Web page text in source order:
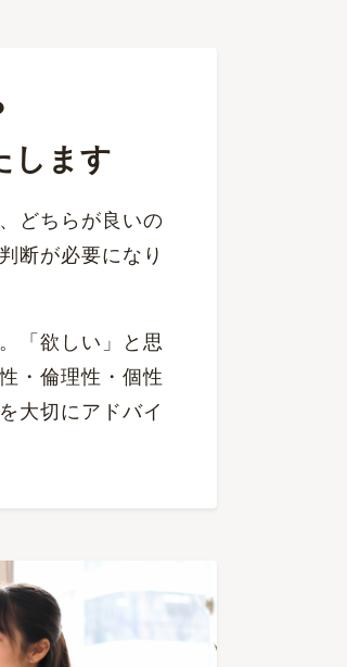
します
どちらが良いの
断が必要になり
「欲しい」と思
・倫理性・個性
大切にアドバイ